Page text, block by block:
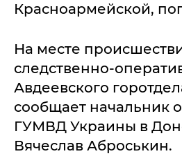
Красноармейской,
На месте
следственно-
Авдеевского
сообщает начальник
ГУМВД Украины в
Вячеслав Аброськин.